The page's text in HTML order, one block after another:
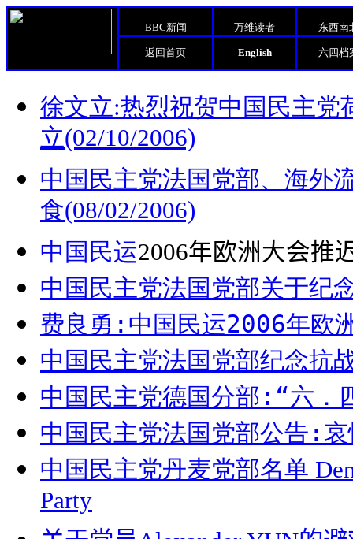
BBC新闻 万维读者 东西南
返回首页 English 六四档
徐文立:热烈祝贺中国民主党
立(02/10/2006)
中国民主党法国党部、海外
食(08/02/2006)
中国民运2006年欧洲大会推
中国民主党法国党部关于纪
费良勇:中国民运2006年欧
中国民主党法国党部纪念抗
中国民主党德国分部:“六．
中国民主党法国党部公告:
中国民主党丹麦党部名单
Party